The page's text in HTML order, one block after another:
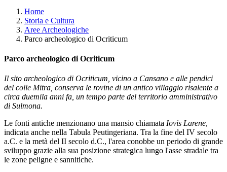
Home
Storia e Cultura
Aree Archeologiche
Parco archeologico di Ocriticum
Parco archeologico di Ocriticum
Il sito archeologico di Ocriticum, vicino a Cansano e alle pendici
del colle Mitra, conserva le rovine di un antico villaggio risalente a
circa duemila anni fa, un tempo parte del territorio amministrativo
di Sulmona.
Le fonti antiche menzionano una mansio chiamata Iovis Larene,
indicata anche nella Tabula Peutingeriana. Tra la fine del IV secolo
a.C. e la metà del II secolo d.C., l'area conobbe un periodo di grande
sviluppo grazie alla sua posizione strategica lungo l'asse stradale tra
le zone peligne e sannitiche.